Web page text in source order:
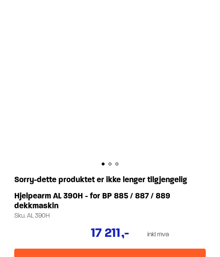
Sorry-dette produktet er ikke lenger tilgjengelig
Hjelpearm AL 390H - for BP 885 / 887 / 889
dekkmaskin
Sku.AL 390H
17 211,- inkl mva